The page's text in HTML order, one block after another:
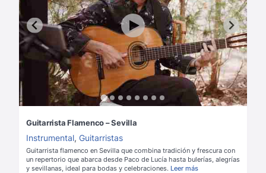
Guitarrista Flamenco – Sevilla
Instrumental, Guitarristas
Guitarrista flamenco en Sevilla que combina tradición y frescura con
un repertorio que abarca desde Paco de Lucía hasta bulerías, alegrías
y sevillanas, ideal para bodas y celebraciones. Leer más